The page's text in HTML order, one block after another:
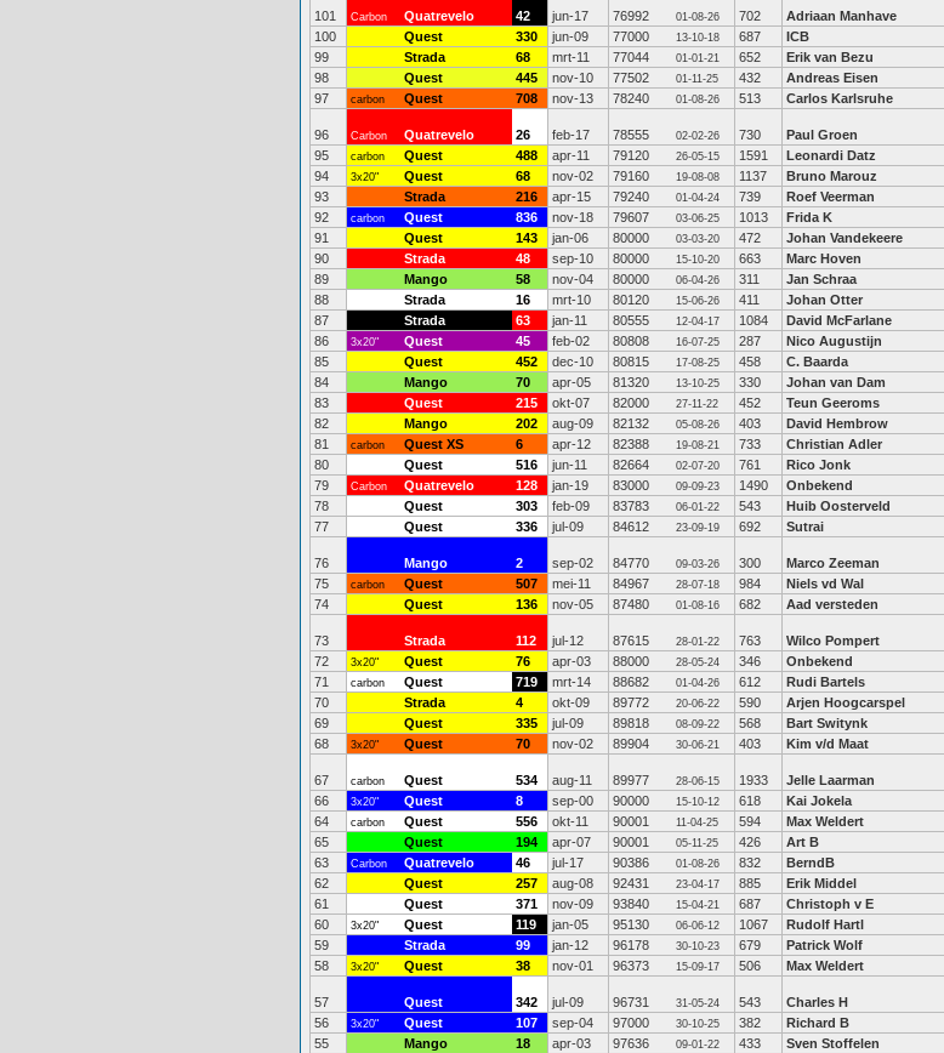
101 Carbon Quatrevelo 42 jun-17 76992 01-08-26 702 Adriaan Manhave
100
Quest 330 jun-09 77000 13-10-18 687 ICB
99
Strada 68 mrt-11 77044 01-01-21 652 Erik van Bezu
98
Quest 445 nov-10 77502 01-11-25 432 Andreas Eisen
97
carbon Quest 708 nov-13 78240 01-08-26 513 Carlos Karlsruhe
96 Carbon Quatrevelo 26 feb-17 78555 02-02-26 730 Paul Groen
95
carbon Quest 488 apr-11 79120 26-05-15 1591 Leonardi Datz
94
3x20" Quest 68 nov-02 79160 19-08-08 1137 Bruno Marouz
93
Strada 216 apr-15 79240 01-04-24 739 Roef Veerman
92
carbon Quest 836 nov-18 79607 03-06-25 1013 Frida K
91
Quest 143 jan-06 80000 03-03-20 472 Johan Vandekeere
90
Strada 48 sep-10 80000 15-10-20 663 Marc Hoven
89
Mango 58 nov-04 80000 06-04-26 311 Jan Schraa
88
Strada 16 mrt-10 80120 15-06-26 411 Johan Otter
87
Strada 63 jan-11 80555 12-04-17 1084 David McFarlane
86
3x20" Quest 45 feb-02 80808 16-07-25 287 Nico Augustijn
85
Quest 452 dec-10 80815 17-08-25 458 C. Baarda
84
Mango 70 apr-05 81320 13-10-25 330 Johan van Dam
83
Quest 215 okt-07 82000 27-11-22 452 Teun Geeroms
82
Mango 202 aug-09 82132 05-08-26 403 David Hembrow
81
carbon Quest XS 6 apr-12 82388 19-08-21 733 Christian Adler
80
Quest 516 jun-11 82664 02-07-20 761 Rico Jonk
79
Carbon Quatrevelo 128 jan-19 83000 09-09-23 1490
Onbekend
78
Quest 303 feb-09 83783 06-01-22 543 Huib Oosterveld
77
Quest 336 jul-09 84612 23-09-19 692 Sutrai
76 Mango 2 sep-02 84770 09-03-26 300 Marco Zeeman
75
carbon Quest 507 mei-11 84967 28-07-18 984 Niels vd Wal
74
Quest 136 nov-05 87480 01-08-16 682 Aad versteden
73 Strada 112 jul-12 87615 28-01-22 763 Wilco Pompert
72
3x20" Quest 76 apr-03 88000 28-05-24 346
Onbekend
71
carbon Quest 719 mrt-14 88682 01-04-26 612 Rudi Bartels
70
Strada 4 okt-09 89772 20-06-22 590 Arjen Hoogcarspel
69
Quest 335 jul-09 89818 08-09-22 568 Bart Switynk
68
3x20" Quest 70 nov-02 89904 30-06-21 403 Kim v/d Maat
67 carbon Quest 534 aug-11 89977 28-06-15 1933 Jelle Laarman
66
3x20" Quest 8 sep-00 90000 15-10-12 618 Kai Jokela
64
carbon Quest 556 okt-11 90001 11-04-25 594 Max Weldert
65
Quest 194 apr-07 90001 05-11-25 426 Art B
63
Carbon Quatrevelo 46 jul-17 90386 01-08-26 832 BerndB
62
Quest 257 aug-08 92431 23-04-17 885 Erik Middel
61
Quest 371 nov-09 93840 15-04-21 687 Christoph v E
60
3x20" Quest 119 jan-05 95130 06-06-12 1067 Rudolf Hartl
59
Strada 99 jan-12 96178 30-10-23 679 Patrick Wolf
58
3x20" Quest 38 nov-01 96373 15-09-17 506 Max Weldert
57 Quest 342 jul-09 96731 31-05-24 543 Charles H
56
3x20" Quest 107 sep-04 97000 30-10-25 382 Richard B
55
Mango 18 apr-03 97636 09-01-22 433
Sven Stoffelen